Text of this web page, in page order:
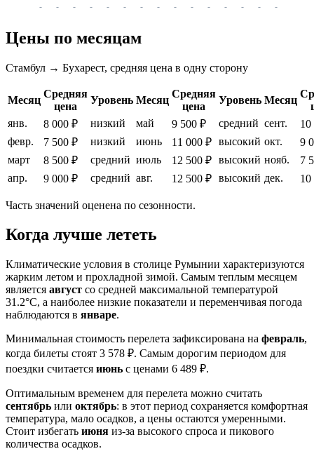
- - - - - - - - - - - - - - -
Цены по месяцам
Стамбул → Бухарест, средняя цена в одну сторону
Месяц
Средняя
цена
Уровень Месяц
Средняя
цена
Уровень Месяц
янв.
8 000 ₽ низкий май 9 500 ₽ средний сент.
10
февр.
7 500 ₽ низкий июнь 11 000 ₽ высокий окт.
9
март
8 500 ₽ средний июль 12 500 ₽ высокий нояб.
7
апр.
9 000 ₽ средний авг. 12 500 ₽ высокий дек. 10
Часть значений оценена по сезонности.
Когда лучше лететь
Климатические условия в столице Румынии характеризуются
жарким летом и прохладной зимой. Самым теплым месяцем
является август со средней максимальной температурой
31.2°C, а наиболее низкие показатели и переменчивая погода
наблюдаются в январе.
Минимальная стоимость перелета зафиксирована на февраль,
когда билеты стоят 3 578 ₽. Самым дорогим периодом для
поездки считается июнь с ценами 6 489 ₽.
Оптимальным временем для перелета можно считать
сентябрь или октябрь: в этот период сохраняется комфортная
температура, мало осадков, а цены остаются умеренными.
Стоит избегать июня из-за высокого спроса и пикового
количества осадков.